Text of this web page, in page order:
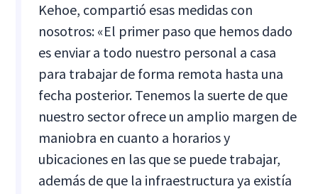
Kehoe, compartió esas medidas con
nosotros: «El primer paso que hemos dado
es enviar a todo nuestro personal a casa
para trabajar de forma remota hasta una
fecha posterior. Tenemos la suerte de que
nuestro sector ofrece un amplio margen de
maniobra en cuanto a horarios y
ubicaciones en las que se puede trabajar,
además de que la infraestructura ya existía